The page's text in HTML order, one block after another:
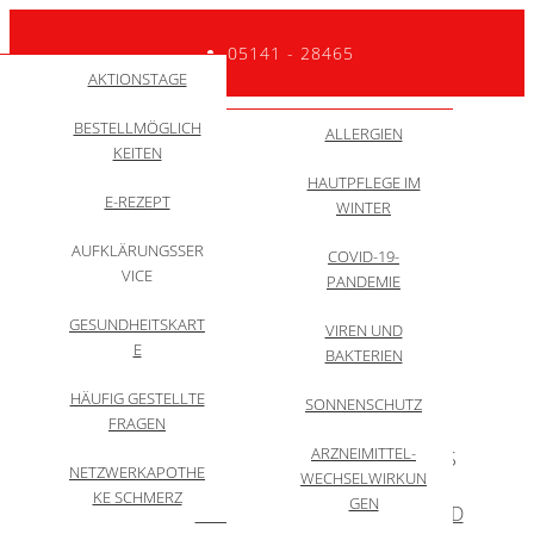
05141 - 28465
START ÜBER UNS
TEAM
RUNDGANG
LEISTUNGEN
ZYTOSTATIKA
WACHSTUMSHOR
MONE
ALLGEMEIN
BEHANDLUNG
OMNICARE
QUALITÄTSINITIATI
INFOS
GESUNDHEITSNEW
ANWENDUNGSVID
DARMKREBSMONA
DARMSPIEGELUNG:
KREBS
SELBSTTEST
INFORMATIONEN
FÜR ANGEHÖRIGE
10 MYTHEN
HYGIENEMASSNAHM
THEMEN
SERVICE
AKTIONSTAGE
BESTELLMÖGLICH
KEITEN
E-REZEPT
AUFKLÄRUNGSSER
VICE
ALLERGIEN
HAUTPFLEGE IM
WINTER
COVID-19-
PANDEMIE
VIREN UND
BAKTERIEN
SONNENSCHUTZ
ARZNEIMITTEL-
WECHSELWIRKUN
GEN
GESUNDHEITSKART
E
HÄUFIG GESTELLTE
FRAGEN
NETZWERKAPOTHE
KE SCHMERZ
SHOP & VERSAND